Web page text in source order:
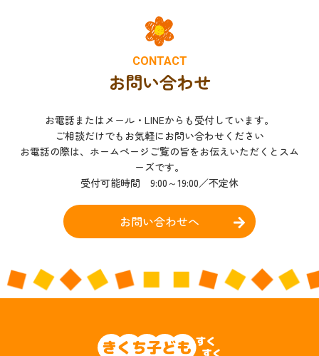
CONTACT
お問い合わせ
お電話またはメール・LINEからも受付しています。
ご相談だけでもお気軽にお問い合わせください
お電話の際は、ホームページご覧の旨をお伝えいただくとスム
ーズです。
受付可能時間 9:00～19:00／不定休
お問い合わせへ